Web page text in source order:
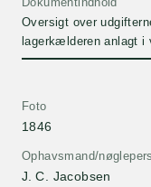
Oversigt over
lagerkælderen anlagt i
Ophavsmand/
J. C. Jacobsen
Foto
1846